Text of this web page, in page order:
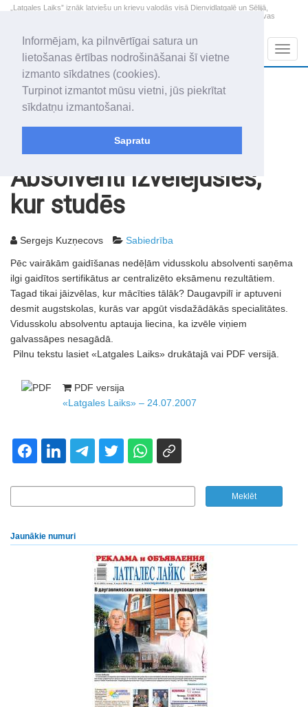
Informējam, ka pilnvērtīgai satura un
lietošanas ērtības nodrošināšanai šī vietne
izmanto sīkdatnes (cookies).
Turpinot izmantot mūsu vietni, jūs piekrītat
sīkdatņu izmantošanai.
Sapratu
„Latgales Laiks” iznāk latviešu un krievu valodās visā Dienvidlatgalē un Sēlijā,
„Latgales Laiks” latviešu valodā aptver Daugavpils valstspilsētu, Augšdaugavas
2026. gada 9. augusts
Svētdiena
Genovefa, Genoveva, Madara
+17.2
Absolventi izvēlējušies,
kur studēs
Sergejs Kuzņecovs Sabiedrība
Pēc vairākām gaidīšanas nedēļām vidusskolu absolventi saņēma
ilgi gaidītos sertifikātus ar centralizēto eksāmenu rezultātiem.
Tagad tikai jāizvēlas, kur mācīties tālāk? Daugavpilī ir aptuveni
desmit augstskolas, kurās var apgūt visdažādākās specialitātes.
Vidusskolu absolventu aptauja liecina, ka izvēle viņiem
galvassāpes nesagādā.
Pilnu tekstu lasiet «Latgales Laiks» drukātajā vai PDF versijā.
PDF versija
«Latgales Laiks» – 24.07.2007
Jaunākie numuri